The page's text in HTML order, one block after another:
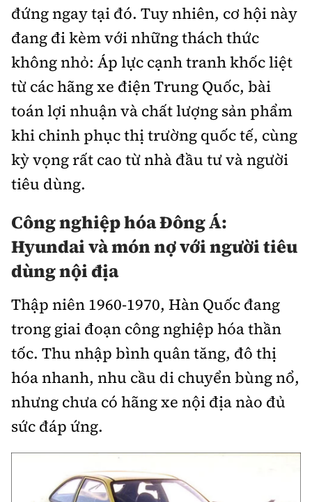
Giới thiệu xe
Tư vấn
Ảnh
Ô tô
Xe máy
Cơ quan chủ quản: Bộ Xây dựng
Tổng biên tập:
Giấy phép số: 03/GP-BC, cấp ngày 22/4/2025
Chuyên trang của Báo Xây dựng
Tòa soạn: Số 2 Nguyễn Công Hoan, phường Giảng Võ,
Hà Nội.
Hotline: 0967 376 459;
Liên hệ quảng cáo phát hành: 0915.057.282
Email:bandoc@baoxaydung.vn
đứng ngay tại đó. Tuy nhiên, cơ hội này
đang đi kèm với những thách thức
không nhỏ: Áp lực cạnh tranh khốc liệt
từ các hãng xe điện Trung Quốc, bài
toán lợi nhuận và chất lượng sản phẩm
khi chinh phục thị trường quốc tế, cùng
kỳ vọng rất cao từ nhà đầu tư và người
tiêu dùng.
Công nghiệp hóa Đông Á:
Hyundai và món nợ với người tiêu
dùng nội địa
Thập niên 1960-1970, Hàn Quốc đang
trong giai đoạn công nghiệp hóa thần
tốc. Thu nhập bình quân tăng, đô thị
hóa nhanh, nhu cầu di chuyển bùng nổ,
nhưng chưa có hãng xe nội địa nào đủ
sức đáp ứng.